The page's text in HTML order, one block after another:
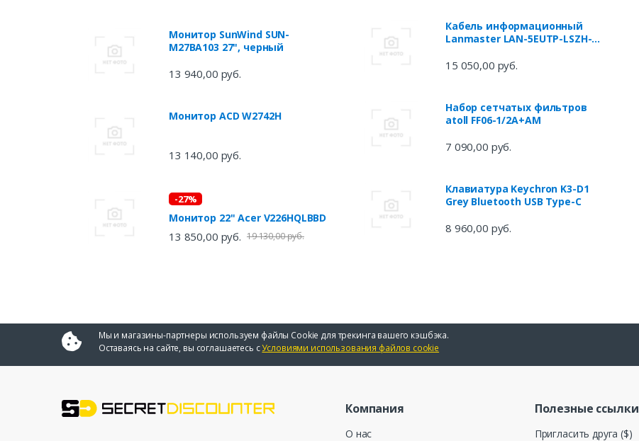
Монитор SunWind SUN-
M27BA103 27", черный
13 940,00 руб.
Монитор ACD W2742H
13 140,00 руб.
-27%
Монитор 22" Acer V226HQLBBD
13 850,00 руб. 19 130,00 руб.
Кабель информационный
Lanmaster LAN-5EUTP-LSZH-
экранированный 4X2X24AWG
LSZH внутренний 305м серый
15 050,00 руб.
Набор сетчатых фильтров
atoll FF06-1/2A+AM
7 090,00 руб.
Клавиатура Keychron K3-D1
Grey Bluetooth USB Type-C
8 960,00 руб.
Мы и магазины-партнеры используем файлы Cookie для трекинга вашего кэшбэка.
Оставаясь на сайте, вы соглашаетесь сУсловиями использования файлов cookie
Компания
О нас
Полезные ссылки
Пригласить друга ($)